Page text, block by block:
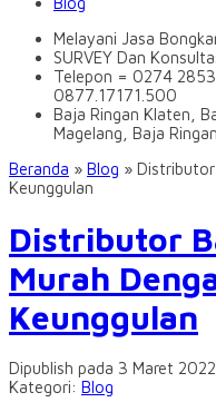
Melayani Jasa
SURVEY Dan
Telepon = 0274
0877.17171.500
Baja Ringan Klaten,
Magelang, Baja
Beranda » Blog » Distributor
Keunggulan
Distributor
Murah
Keunggulan
Dipublish pada 3 Maret
Kategori: Blog